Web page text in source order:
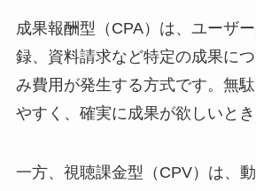
成果報酬型（CPA）は、ユーザ
録、資料請求など特定の成果に
み費用が発生する方式です。無
やすく、確実に成果が欲しいとき
一方、視聴課金型（CPV）は、